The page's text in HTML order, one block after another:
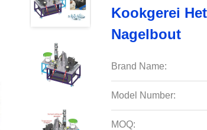
Kookgerei
Nagelbout
Brand Name:
Model Number:
MOQ: